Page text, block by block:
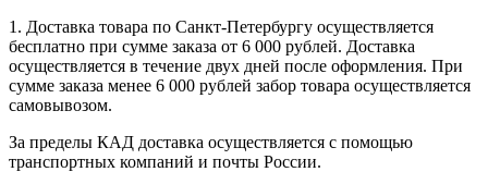
1. Доставка товара по Санкт-Петербургу осуществляется
бесплатно при сумме заказа от 6 000 рублей. Доставка
осуществляется в течение двух дней после оформления. При
сумме заказа менее 6 000 рублей забор товара осуществляется
самовывозом.
За пределы КАД доставка осуществляется с помощью
транспортных компаний и почты России.